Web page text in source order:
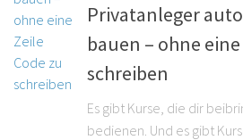
Privatanleger
bauen – ohne
schreiben
Es gibt Kurse, die dir
bedienen. Und es gibt